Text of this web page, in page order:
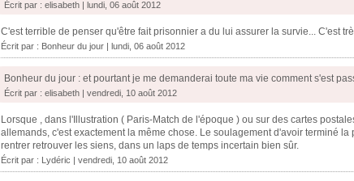
Écrit par : elisabeth | lundi, 06 août 2012
C'est terrible de penser qu'être fait prisonnier a du lui assurer la survie... C'est
Écrit par : Bonheur du jour | lundi, 06 août 2012
Bonheur du jour : et pourtant je me demanderai toute ma vie comment s'est
Écrit par : elisabeth | vendredi, 10 août 2012
Lorsque , dans l'Illustration ( Paris-Match de l'époque ) ou sur des cartes
allemands, c'est exactement la même chose. Le soulagement d'avoir terminé
rentrer retrouver les siens, dans un laps de temps incertain bien sûr.
Écrit par : Lydéric | vendredi, 10 août 2012